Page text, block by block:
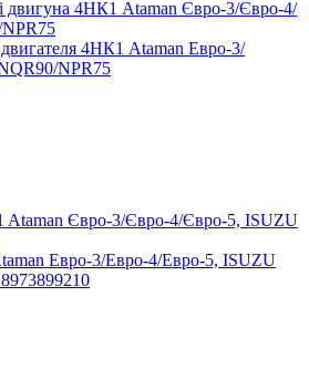
4HК1 Ataman Евро-3/
NPR75
Евро-3/Евро-4/Евро-5, ISUZU